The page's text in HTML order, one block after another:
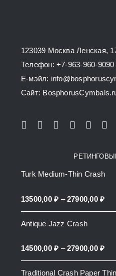
on
the
product
page
123039 Москва Ленская,
Телефон: +7-963-960-9090
E-мэйл:
Сайт:
Turk Medium-Thin Crash
13500,00₽ – 27900,00 ₽
Antique Jazz Crash
14500,00₽ – 27900,00 ₽
Traditional Crash Paper Thin